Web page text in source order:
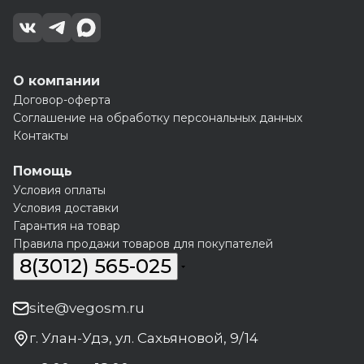
О компании
Договор-оферта
Соглашение на обработку персональных данных
Контакты
Помощь
Условия оплаты
Условия доставки
Гарантия на товар
Правила продажи товаров для покупателей
8(3012) 565-025
site@vegosm.ru
г. Улан-Удэ, ул. Сахьяновой, 9/14